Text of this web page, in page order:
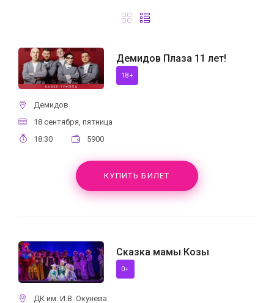
Демидов Плаза 11 лет!
18+
Демидов
18 сентября, пятница
18:30
5900
КУПИТЬ БИЛЕТ
Сказка мамы Козы
0+
ДК им. И.В. Окунева